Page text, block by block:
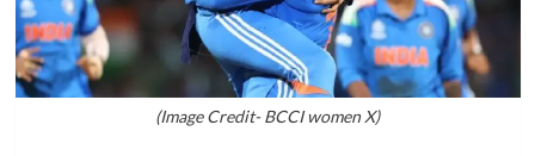
(Image Credit- BCCI women X)